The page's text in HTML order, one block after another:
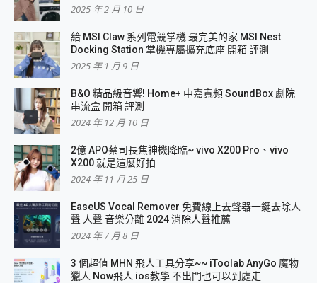
2025 年 2 月 10 日
給 MSI Claw 系列電競掌機 最完美的家 MSI Nest
Docking Station 掌機專屬擴充底座 開箱 評測
2025 年 1 月 9 日
B&O 精品級音響! Home+ 中嘉寬頻 SoundBox 劇院
串流盒 開箱 評測
2024 年 12 月 10 日
2億 APO蔡司長焦神機降臨~ vivo X200 Pro、vivo
X200 就是這麼好拍
2024 年 11 月 25 日
EaseUS Vocal Remover 免費線上去聲器一鍵去除人
聲 人聲 音樂分離 2024 消除人聲推薦
2024 年 7 月 8 日
3 個超值 MHN 飛人工具分享~~ iToolab AnyGo 魔物
獵人 Now飛人 ios教學 不出門也可以到處走